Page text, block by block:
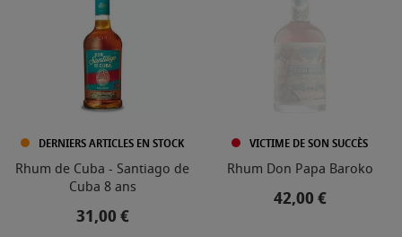
DERNIERS ARTICLES EN STOCK
Rhum de Cuba - Santiago de
Cuba 8 ans
Prix
31,00 €
VICTIME DE SON SUCCÈS
Rhum Don Papa Baroko
Prix
42,00 €